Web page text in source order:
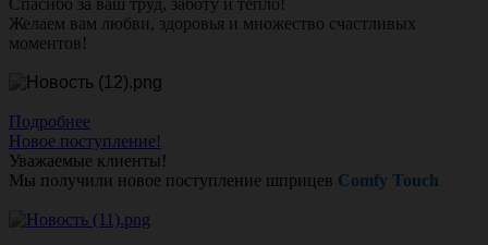
Спасибо за ваш труд, заботу и тепло!
Желаем вам любви, здоровья и множество счастливых
моментов!
Подробнее
Новое поступление!
Уважаемые клиенты!
Мы получили новое поступление шприцев Comfy Touch